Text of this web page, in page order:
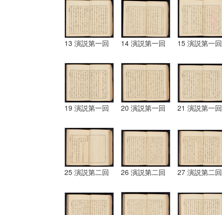
13 演説第一回 14 演説第一回 15 演説第一回
19 演説第一回 20 演説第一回 21 演説第一回
25 演説第二回 26 演説第二回 27 演説第二回